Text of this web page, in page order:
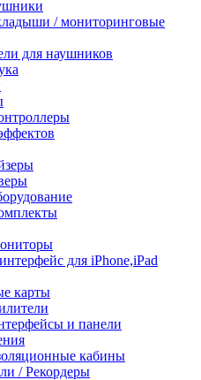
/ мониторинговые
для наушников
для iPhone,iPad
карты
и панели
кабины
/ Рекордеры